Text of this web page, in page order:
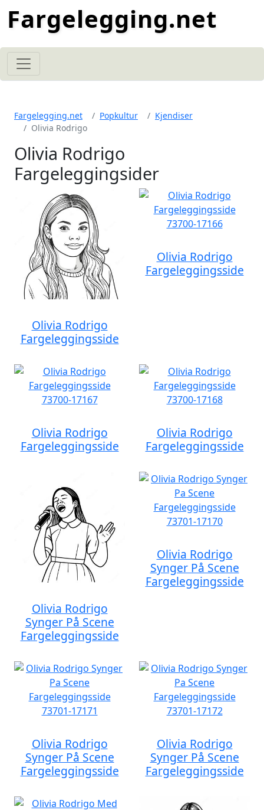
Fargelegging.net
Fargelegging.net Popkultur
Kjendiser
Olivia Rodrigo
Olivia Rodrigo
Fargeleggingsider
Olivia Rodrigo
Fargeleggingsside
Olivia Rodrigo
Fargeleggingsside
Olivia Rodrigo
Fargeleggingsside
Olivia Rodrigo
Fargeleggingsside
Olivia Rodrigo
Synger På Scene
Fargeleggingsside
Olivia Rodrigo
Synger På Scene
Fargeleggingsside
Olivia Rodrigo
Synger På Scene
Fargeleggingsside
Olivia Rodrigo
Synger På Scene
Fargeleggingsside